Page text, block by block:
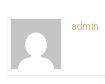
admin